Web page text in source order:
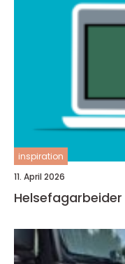
inspiration
11. April 2026